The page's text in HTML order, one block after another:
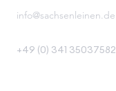
info@sachsenleinen.de
+49 (0) 341 35037582